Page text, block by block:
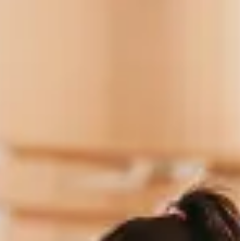
Übungen für Becken­